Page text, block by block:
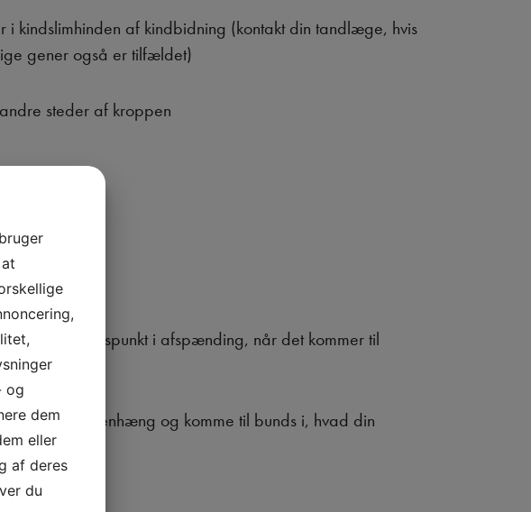
i kindslimhinden af kindbidning (kontakt din tandlæge, hvis
gener også er tilfældet)
steder af kroppen
tager udgangspunkt i afspænding, når det kommer til
særlig gode.
en sammenhæng og komme til bunds i, hvad din
og
dem
eller
af deres
du